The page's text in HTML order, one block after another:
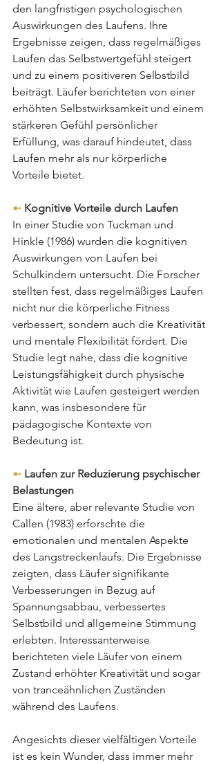
den langfristigen psychologischen
Auswirkungen des Laufens. Ihre
Ergebnisse zeigen, dass regelmäßiges
Laufen das Selbstwertgefühl steigert
und zu einem positiveren Selbstbild
beiträgt. Läufer berichteten von einer
erhöhten Selbstwirksamkeit und einem
stärkeren Gefühl persönlicher
Erfüllung, was darauf hindeutet, dass
Laufen mehr als nur körperliche
Vorteile bietet.
➼ Kognitive Vorteile durch Laufen
In einer Studie von Tuckman und
Hinkle (1986) wurden die kognitiven
Auswirkungen von Laufen bei
Schulkindern untersucht. Die Forscher
stellten fest, dass regelmäßiges Laufen
nicht nur die körperliche Fitness
verbessert, sondern auch die Kreativität
und mentale Flexibilität fördert. Die
Studie legt nahe, dass die kognitive
Leistungsfähigkeit durch physische
Aktivität wie Laufen gesteigert werden
kann, was insbesondere für
pädagogische Kontexte von
Bedeutung ist.
➼ Laufen zur Reduzierung psychischer
Belastungen
Eine ältere, aber relevante Studie von
Callen (1983) erforschte die
emotionalen und mentalen Aspekte
des Langstreckenlaufs. Die Ergebnisse
zeigten, dass Läufer signifikante
Verbesserungen in Bezug auf
Spannungsabbau, verbessertes
Selbstbild und allgemeine Stimmung
erlebten. Interessanterweise
berichteten viele Läufer von einem
Zustand erhöhter Kreativität und sogar
von tranceähnlichen Zuständen
während des Laufens.
Angesichts dieser vielfältigen Vorteile
ist es kein Wunder, dass immer mehr